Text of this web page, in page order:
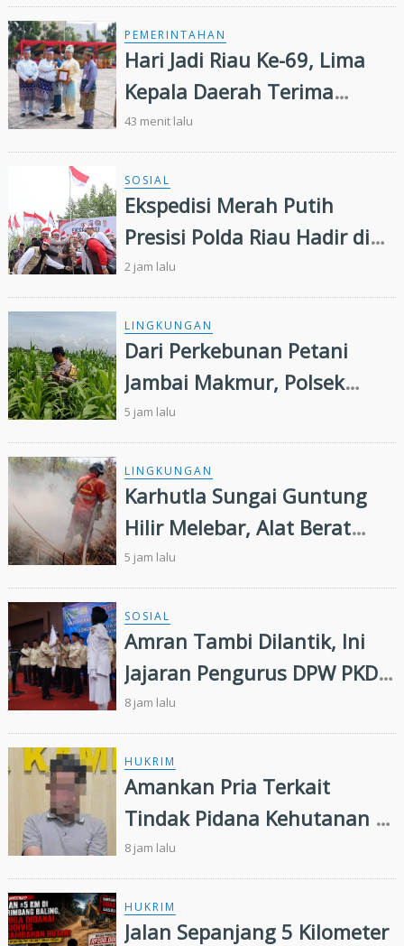
Majukan Riau
PEMERINTAHAN
Hari Jadi Riau Ke-69, Lima
Kepala Daerah Terima
Penghargaan
43 menit lalu
SOSIAL
Ekspedisi Merah Putih
Presisi Polda Riau Hadir di
Panipahan, Salurkan
Bantuan dan Layanan
Kesehatan
2 jam lalu
LINGKUNGAN
Dari Perkebunan Petani
Jambai Makmur, Polsek
Kandis Kembangkan
Swasembada Pangan
Nasional
5 jam lalu
LINGKUNGAN
Karhutla Sungai Guntung
Hilir Melebar, Alat Berat
Tambahan dan Heli Water
Bombing Dikerahkan
5 jam lalu
SOSIAL
Amran Tambi Dilantik, Ini
Jajaran Pengurus DPW PKDP
Riau 2026-2031
8 jam lalu
HUKRIM
Amankan Pria Terkait
Tindak Pidana Kehutanan di
Kampar Kiri, Polisi Temukan
Puluhan Butir Ekstasi
8 jam lalu
HUKRIM
Jalan Sepanjang 5 Kilometer